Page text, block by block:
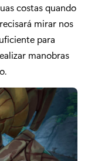
costas quando
mirar nos
para
manobras